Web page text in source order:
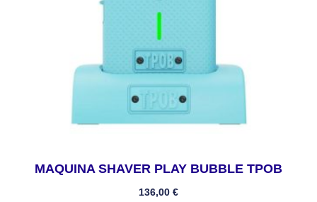
MAQUINA SHAVER PLAY BUBBLE TPOB
136,00 €